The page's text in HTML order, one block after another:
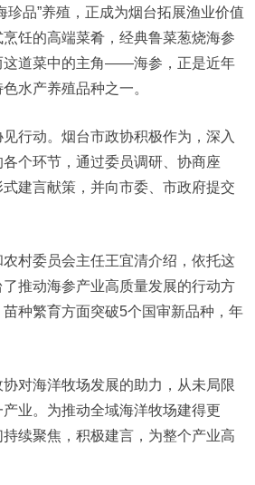
珍品”养殖，正成为烟台拓展渔业价值
饪的高端菜肴，经典鲁菜葱烧海参
这道菜中的主角——海参，正是近年
水产养殖品种之一。
行动。烟台市政协积极作为，深入
个环节，通过委员调研、协商座
建言献策，并向市委、市政府提交
村委员会主任王宜清介绍，依托这
推动海参产业高质量发展的行动方
种繁育方面突破5个国审新品种，年
对海洋牧场发展的助力，从未局限
业。为推动全域海洋牧场建得更
续聚焦，积极建言，为整个产业高